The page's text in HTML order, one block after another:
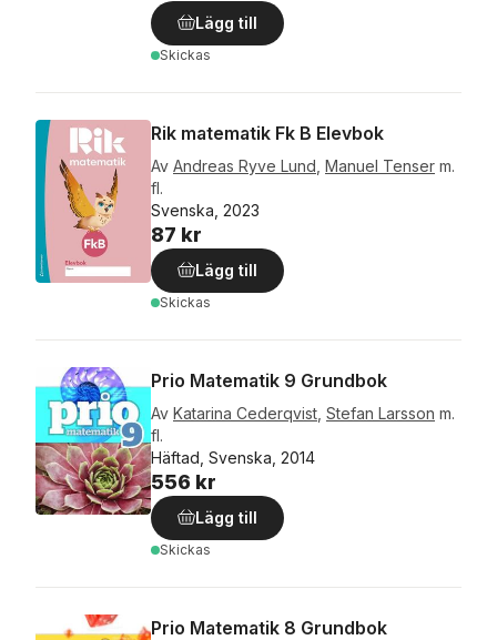
Lägg till
Skickas
Rik matematik Fk B Elevbok
Av Andreas Ryve Lund Manuel Tenser m.
fl.
Svenska, 2023
87 kr
Lägg till
Skickas
Prio Matematik 9 Grundbok
Av Katarina Cederqvist Stefan Larsson m.
fl.
Häftad, Svenska, 2014
556 kr
Lägg till
Skickas
Prio Matematik 8 Grundbok